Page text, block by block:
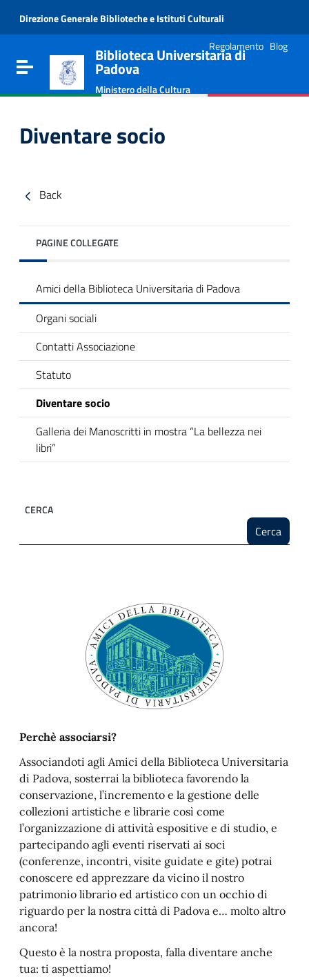
Go to the navigation menu
Direzione Generale Biblioteche e Istituti Culturali
Regolamento Blog
Toggle navigationBiblioteca Universitaria di
Padova
Ministero della Cultura
Diventare socio
Back
PAGINE COLLEGATE
Amici della Biblioteca Universitaria di Padova
Organi sociali
Contatti Associazione
Statuto
Diventare socio
Galleria dei Manoscritti in mostra “La bellezza nei
libri”
CERCA
Cerca
Perchè associarsi?
Associandoti agli Amici della Biblioteca Universitaria
di Padova, sosterrai la biblioteca favorendo la
conservazione, l’incremento e la gestione delle
collezioni artistiche e librarie così come
l’organizzazione di attività espositive e di studio, e
partecipando agli eventi riservati ai soci
(conferenze, incontri, visite guidate e gite) potrai
conoscere ed apprezzare da vicino il nostro
patrimonio librario ed artistico con un occhio di
riguardo per la nostra città di Padova e… molto altro
ancora!
Questo è la nostra proposta, falla diventare anche
tua: ti aspettiamo!